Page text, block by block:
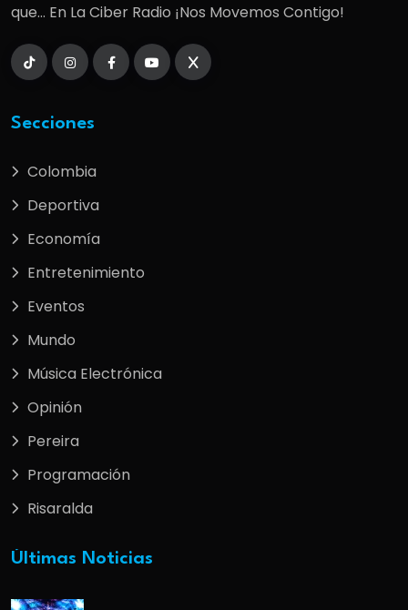
que... En La Ciber Radio ¡Nos Movemos Contigo!
Secciones
Colombia
Deportiva
Economía
Entretenimiento
Eventos
Mundo
Música Electrónica
Opinión
Pereira
Programación
Risaralda
Últimas Noticias